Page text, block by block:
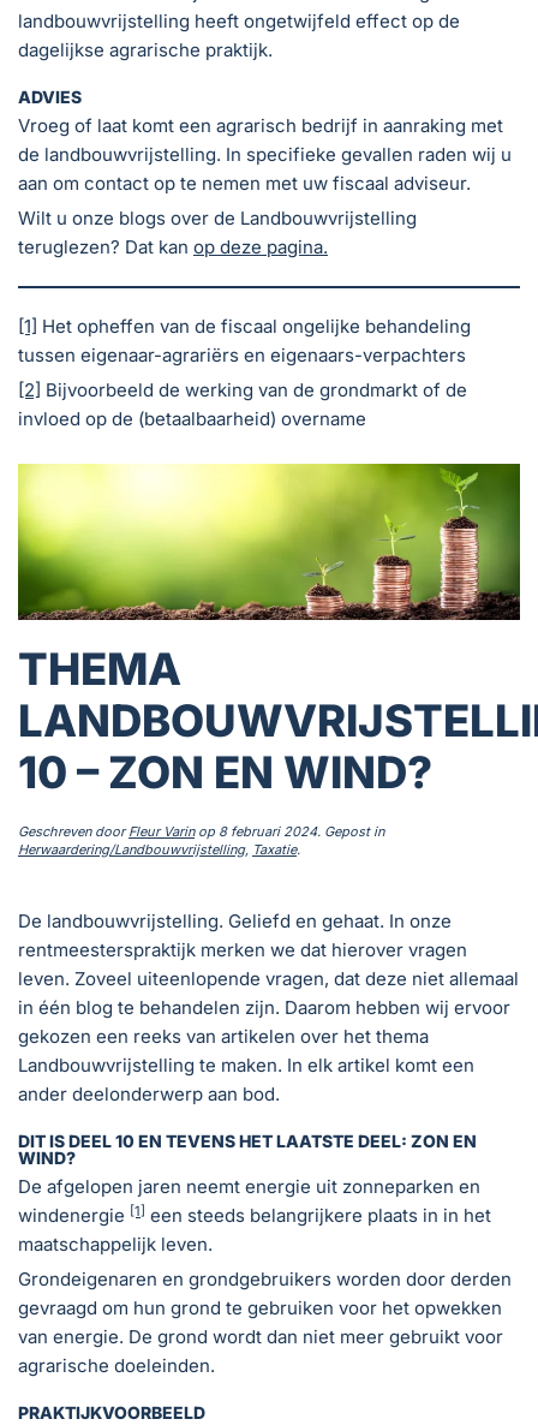
landbouwvrijstelling heeft ongetwijfeld effect op de
dagelijkse agrarische praktijk.
ADVIES
Vroeg of laat komt een agrarisch bedrijf in aanraking met
de landbouwvrijstelling. In specifieke gevallen raden wij u
aan om contact op te nemen met uw fiscaal adviseur.
Wilt u onze blogs over de Landbouwvrijstelling
teruglezen? Dat kan op deze pagina.
[1] Het opheffen van de fiscaal ongelijke behandeling
tussen eigenaar-agrariërs en eigenaars-verpachters
[2] Bijvoorbeeld de werking van de grondmarkt of de
invloed op de (betaalbaarheid) overname
THEMA
10 – ZON EN WIND?
Geschreven doorFleur Varinop 8 februari 2024. Gepost in
Herwaardering/Landbouwvrijstelling, Taxatie.
De landbouwvrijstelling. Geliefd en gehaat. In onze
rentmeesterspraktijk merken we dat hierover vragen
leven. Zoveel uiteenlopende vragen, dat deze niet allemaal
in één blog te behandelen zijn. Daarom hebben wij ervoor
gekozen een reeks van artikelen over het thema
Landbouwvrijstelling te maken. In elk artikel komt een
ander deelonderwerp aan bod.
DIT IS DEEL 10 EN TEVENS HET LAATSTE DEEL: ZON EN
WIND?
De afgelopen jaren neemt energie uit zonneparken en
windenergie [1] een steeds belangrijkere plaats in in het
maatschappelijk leven.
Grondeigenaren en grondgebruikers worden door derden
gevraagd om hun grond te gebruiken voor het opwekken
van energie. De grond wordt dan niet meer gebruikt voor
agrarische doeleinden.
PRAKTIJKVOORBEELD